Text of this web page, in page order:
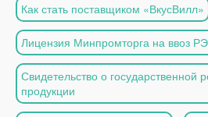
Как стать поставщиком «ВкусВилл»
Лицензия Минпромторга на ввоз
Свидетельство о государственной
продукции